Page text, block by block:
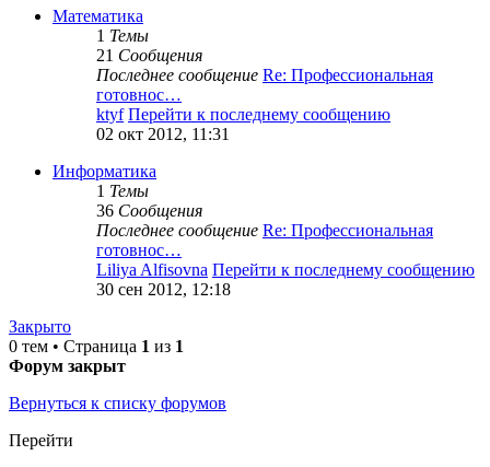
Математика
1 Темы
21 Сообщения
Последнее сообщение Re: Профессиональная
готовнос…
ktyf Перейти к последнему сообщению
02 окт 2012, 11:31
Информатика
1 Темы
36 Сообщения
Последнее сообщение Re: Профессиональная
готовнос…
Liliya Alfisovna Перейти к последнему сообщению
30 сен 2012, 12:18
Закрыто
0 тем • Страница 1 из 1
Форум закрыт
Вернуться к списку форумов
Перейти